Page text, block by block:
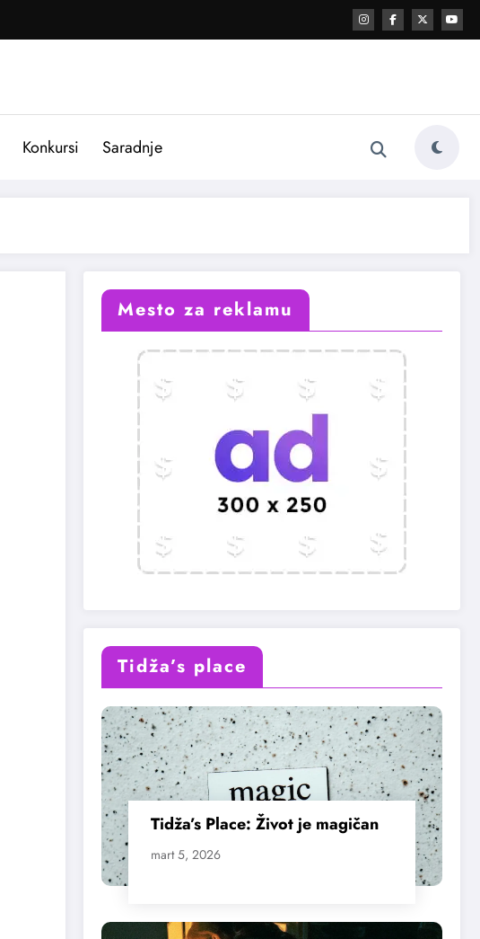
Konkursi Saradnje
Mesto za reklamu
Tidža’s place
Tidža’s Place: Život je magičan
mart 5, 2026